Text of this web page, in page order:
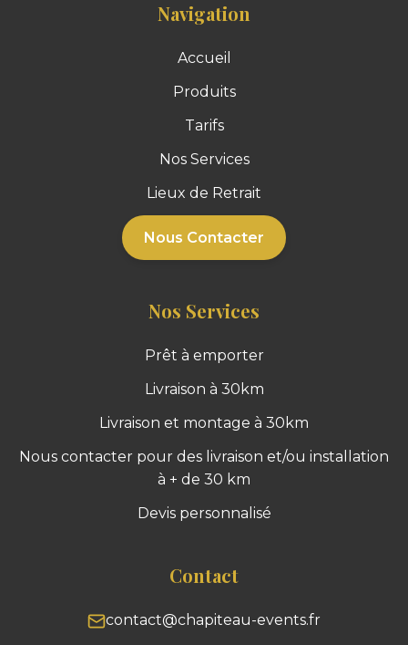
Navigation
Accueil
Produits
Tarifs
Nos Services
Lieux de Retrait
Nous Contacter
Nos Services
Prêt à emporter
Livraison à 30km
Livraison et montage à 30km
Nous contacter pour des livraison et/ou installation
à + de 30 km
Devis personnalisé
Contact
contact@chapiteau-events.fr